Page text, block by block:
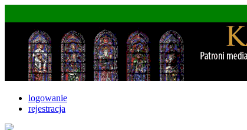
logowanie
rejestracja